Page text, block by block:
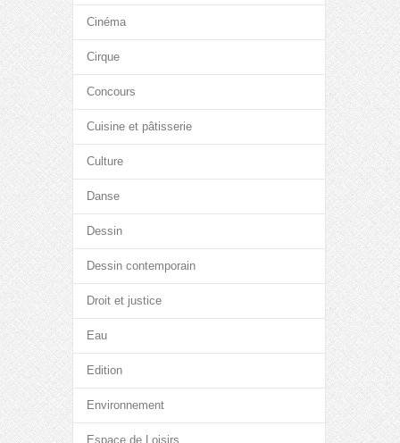
Cinéma
Cirque
Concours
Cuisine et pâtisserie
Culture
Danse
Dessin
Dessin contemporain
Droit et justice
Eau
Edition
Environnement
Espace de Loisirs